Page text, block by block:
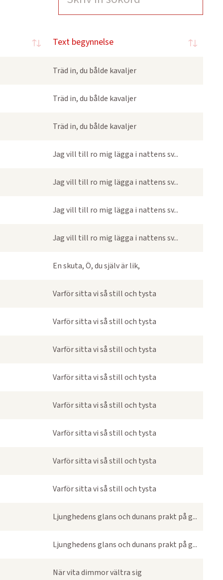
Text begynnelse
Träd in, du bålde kavaljer
Träd in, du bålde kavaljer
Träd in, du bålde kavaljer
Jag vill till ro mig lägga i nattens sv...
Jag vill till ro mig lägga i nattens sv...
Jag vill till ro mig lägga i nattens sv...
Jag vill till ro mig lägga i nattens sv...
En skuta, Ö, du själv är lik,
Varför sitta vi så still och tysta
Varför sitta vi så still och tysta
Varför sitta vi så still och tysta
Varför sitta vi så still och tysta
Varför sitta vi så still och tysta
Varför sitta vi så still och tysta
Varför sitta vi så still och tysta
Varför sitta vi så still och tysta
Ljunghedens glans och dunans prakt på g...
Ljunghedens glans och dunans prakt på g...
När vita dimmor vältra sig